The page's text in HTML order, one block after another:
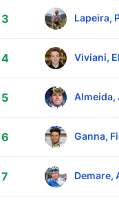
Lapeira,
Viviani,
Almeida,
Ganna,
Demare,